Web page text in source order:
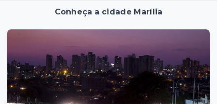
Conheça a cidade Marília